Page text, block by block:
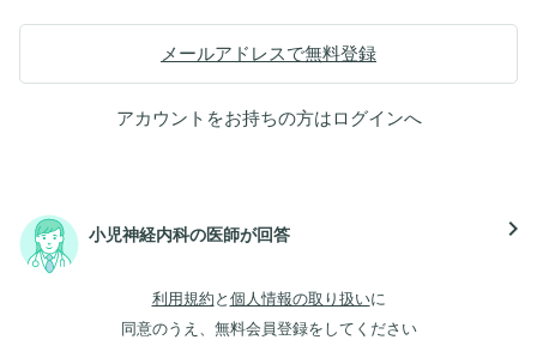
メールアドレスで無料登録
アカウントをお持ちの方はログインへ
小児神経内科の医師が回答 navigate_next
利用規約 と 個人情報の取り扱いに
同意のうえ、無料会員登録をしてください